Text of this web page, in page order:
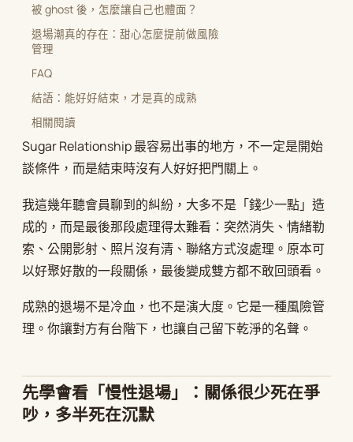
被 ghost 後，怎麼讓自己也體面？
退場潮真的存在：甜心怎麼提前做風險
管理
FAQ
結語：能好好結束，才是真的成熟
相關閱讀
Sugar Relationship 最容易出事的地方，不一定是開始
談條件，而是結束時沒有人好好把門關上。
我這幾年聽會員聊到的糾紛，大多不是「錢少一點」造
成的，而是最後那段處理得太難看：突然消失、情緒勒
索、公開影射、照片沒有清、聯絡方式沒處理。原本可
以好聚好散的一段關係，最後變成雙方都不敢回頭看。
成熟的退場不是冷血，也不是演大度。它是一種風險管
理。你讓對方有台階下，也讓自己留下乾淨的名聲。
先學會看「慢性退場」：關係很少死在爭
吵，多半死在沉默